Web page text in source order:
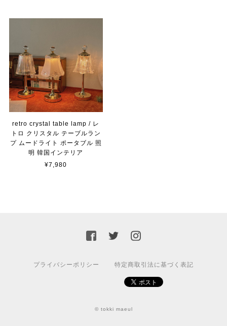
retro crystal table lamp / レ
トロ クリスタル テーブルラン
プ ムードライト ポータブル 照
明 韓国インテリア
¥7,980
プライバシーポリシー 特定商取引法に基づく表記
© tokki maeul